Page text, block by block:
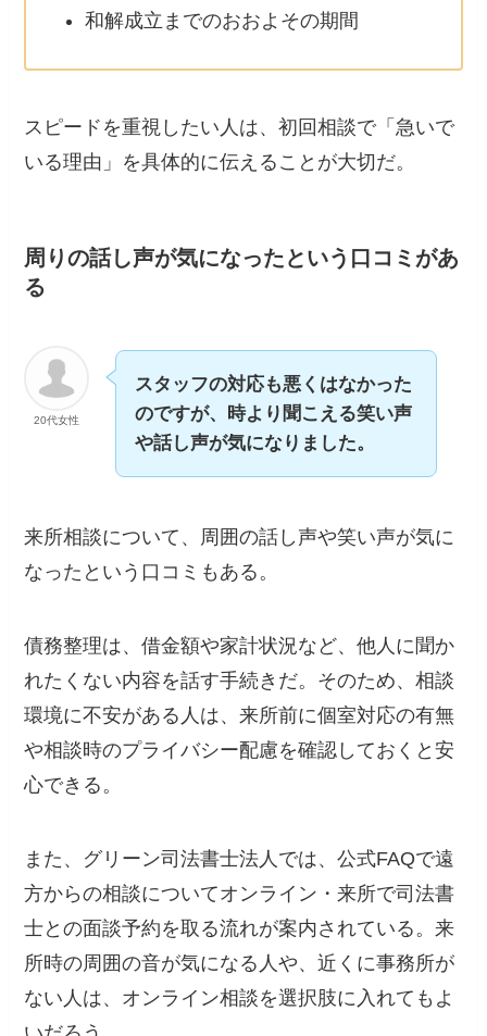
和解成立までのおおよその期間
スピードを重視したい人は、初回相談で「急いで
いる理由」を具体的に伝えることが大切だ。
周りの話し声が気になったという口コミがあ
る
20代女性
スタッフの対応も悪くはなかった
のですが、時より聞こえる笑い声
や話し声が気になりました。
来所相談について、周囲の話し声や笑い声が気に
なったという口コミもある。
債務整理は、借金額や家計状況など、他人に聞か
れたくない内容を話す手続きだ。そのため、相談
環境に不安がある人は、来所前に個室対応の有無
や相談時のプライバシー配慮を確認しておくと安
心できる。
また、グリーン司法書士法人では、公式FAQで遠
方からの相談についてオンライン・来所で司法書
士との面談予約を取る流れが案内されている。来
所時の周囲の音が気になる人や、近くに事務所が
ない人は、オンライン相談を選択肢に入れてもよ